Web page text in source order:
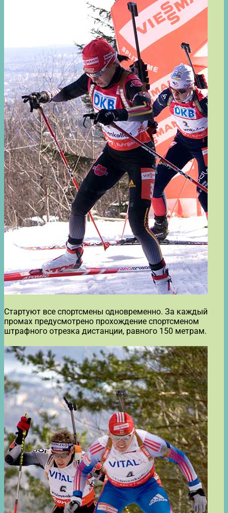
Стартуют все спортсмены одновременно. За каждый
промах предусмотрено прохождение спортсменом
штрафного отрезка дистанции, равного 150 метрам.